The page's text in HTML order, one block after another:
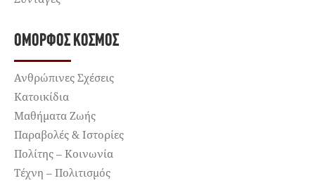
ΌΜΟΡΦΟΣ ΚΌΣΜΟΣ
Ανθρώπινες Σχέσεις
Κατοικίδια
Μαθήματα Ζωής
Παραβολές & Ιστορίες
Πολίτης – Κοινωνία
Τέχνη – Πολιτισμός